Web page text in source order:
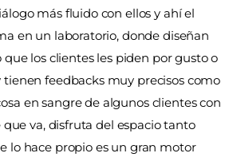
más fluido con ellos y ahí el
en un laboratorio, donde diseñan
que los clientes les piden por gusto o
tienen feedbacks muy precisos como
en sangre de algunos clientes con
que va, disfruta del espacio tanto
lo hace propio es un gran motor